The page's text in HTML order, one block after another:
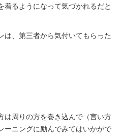
着るようになって気づかれるだと
は、第三者から気付いてもらった
は周りの方を巻き込んで（言い方
ーニングに励んでみてはいかがで